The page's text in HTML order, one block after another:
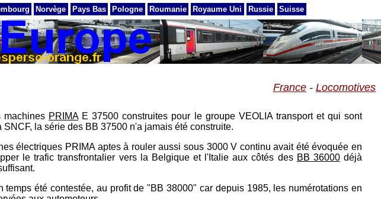
Norvège Pays Bas Pologne Roumanie Royaume Uni Russie Suisse
France - Locomotives
machines PRIMAE 37500 construites pour le groupe VEOLIA transport et qui sont
la série des BB 37500 n'a jamais été construite.
électriques PRIMA aptes à rouler aussi sous 3000 V continu avait été évoquée en
le trafic transfrontalier vers la Belgique et l'Italie aux côtés des BB 36000déjà
temps été contestée, au profit de "BB 38000" car depuis 1985, les numérotations en